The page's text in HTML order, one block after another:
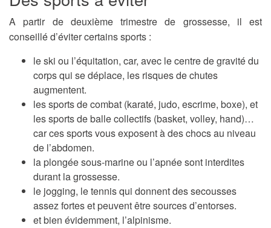
A partir de deuxième trimestre de grossesse, il est
conseillé d’éviter certains sports :
le ski ou l’équitation, car, avec le centre de gravité du
corps qui se déplace, les risques de chutes
augmentent.
les sports de combat (karaté, judo, escrime, boxe), et
les sports de balle collectifs (basket, volley, hand)…
car ces sports vous exposent à des chocs au niveau
de l’abdomen.
la plongée sous-marine ou l’apnée sont interdites
durant la grossesse.
le jogging, le tennis qui donnent des secousses
assez fortes et peuvent être sources d’entorses.
et bien évidemment, l’alpinisme.